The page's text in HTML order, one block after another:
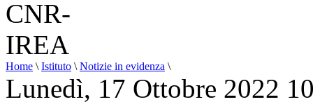
Home \ Istituto \ Notizie in evidenza \
Lunedì, 17 Ottobre 2022